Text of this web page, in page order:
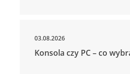
03.08.2026
Konsola czy PC – co